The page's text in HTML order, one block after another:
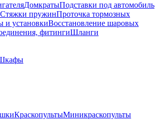
ДомкратыПодставки под автомобиль
Стяжки пружинПроточка тормозных
и установкиВосстановление шаровых
фитингиШланги
КраскопультыМиникраскопульты